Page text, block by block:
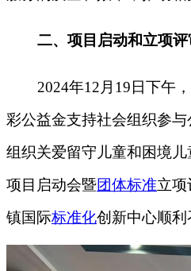
二、 项目启动和立项评
2024年12月19日下午
彩公益金支持社会组织参
组织关爱留守儿童和困境
项目启动会暨团体标准立项
镇国际标准化创新中心顺利